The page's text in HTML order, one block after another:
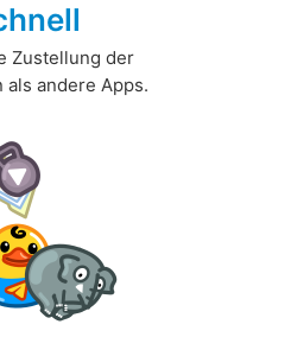
Zustellung der
als andere Apps.